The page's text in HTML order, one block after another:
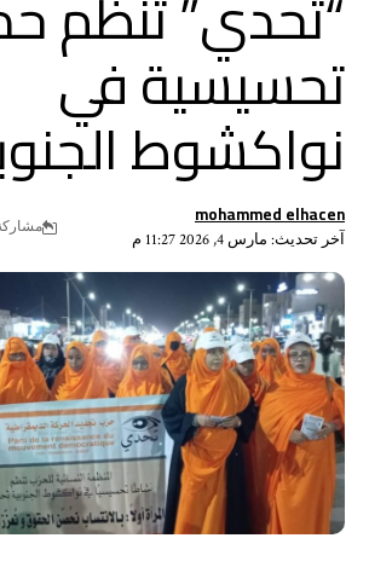
تحسيسية في
نواكشوط
آخر تحديث: مارس 4, 2026 11:27 م
mohammed elhacen